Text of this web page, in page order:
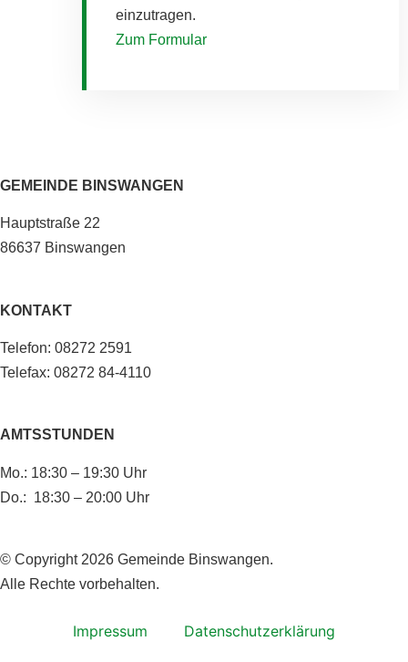
einzutragen.
Zum Formular
GEMEINDE BINSWANGEN
Hauptstraße 22
86637 Binswangen
KONTAKT
Telefon: 08272 2591
Telefax: 08272 84-4110
AMTSSTUNDEN
Mo.: 18:30 – 19:30 Uhr
Do.: 18:30 – 20:00 Uhr
© Copyright 2026 Gemeinde Binswangen.
Alle Rechte vorbehalten.
Impressum Datenschutzerklärung